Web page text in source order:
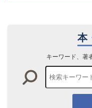
本
キーワード、著